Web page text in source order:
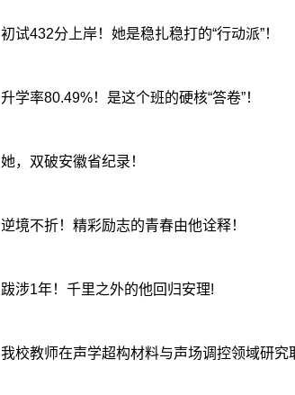
初试432分上岸！她是稳扎稳打的“行动派”！
升学率80.49%！是这个班的硬核“答卷”！
她，双破安徽省纪录！
逆境不折！精彩励志的青春由他诠释！
跋涉1年！千里之外的他回归安理!
我校教师在声学超构材料与声场调控领域研究